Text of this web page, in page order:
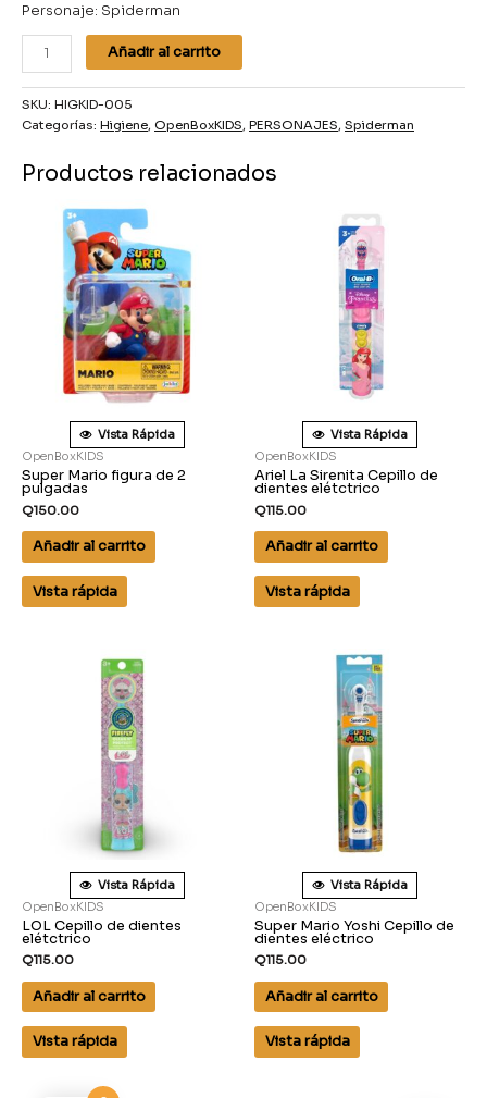
Personaje: Spiderman
Añadir al carrito
SKU: HIGKID-005
Categorías: Higiene, OpenBoxKIDS, PERSONAJES, Spiderman
Productos relacionados
Vista Rápida
OpenBoxKIDS
Super Mario figura de 2
pulgadas
Q150.00
Añadir al carrito
Vista rápida
Vista Rápida
OpenBoxKIDS
Ariel La Sirenita Cepillo de
dientes elétctrico
Q115.00
Añadir al carrito
Vista rápida
Vista Rápida
OpenBoxKIDS
LOL Cepillo de dientes
elétctrico
Q115.00
Añadir al carrito
Vista rápida
Vista Rápida
OpenBoxKIDS
Super Mario Yoshi Cepillo de
dientes eléctrico
Q115.00
Añadir al carrito
Vista rápida